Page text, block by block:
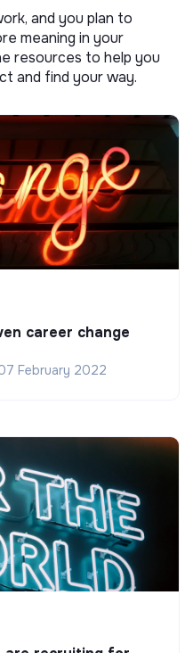
and you plan to
meaning in your
resources to help you
and find your way.
career change
February 2022